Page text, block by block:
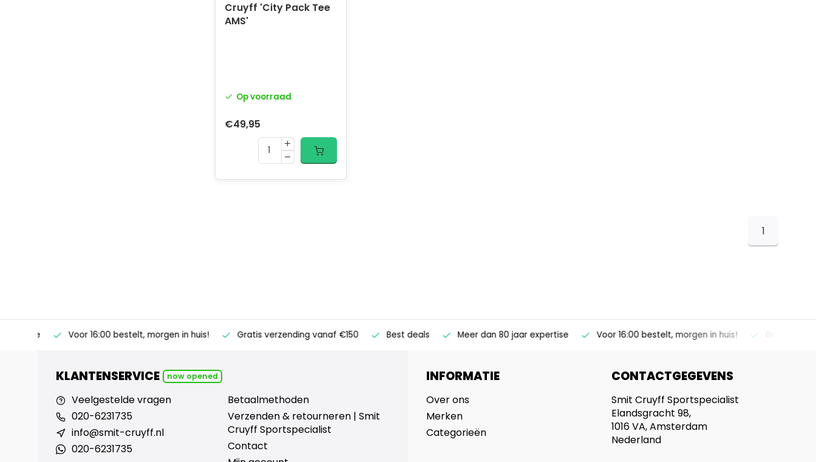
Cruyff 'City Pack Tee
AMS'
Op voorraad
€49,95
1
Voor 16:00 bestelt, morgen in huis! Gratis verzending vanaf €150 Best deals Meer dan 80 jaar expertise Voor 16:00 bestelt, morgen in huis! Gratis
KLANTENSERVICE now opened
Veelgestelde vragen
020-6231735
info@smit-cruyff.nl
020-6231735
Betaalmethoden
Verzenden & retourneren | Smit
Cruyff Sportspecialist
Contact
INFORMATIE
Over ons
Merken
Categorieën
CONTACTGEGEVENS
Smit Cruyff Sportspecialist
Elandsgracht 98,
1016 VA, Amsterdam
Nederland